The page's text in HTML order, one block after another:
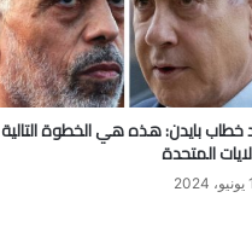
خطاب بايدن: هذه هي الخطوة التالية
المتحدة
1 يونيو، 2024